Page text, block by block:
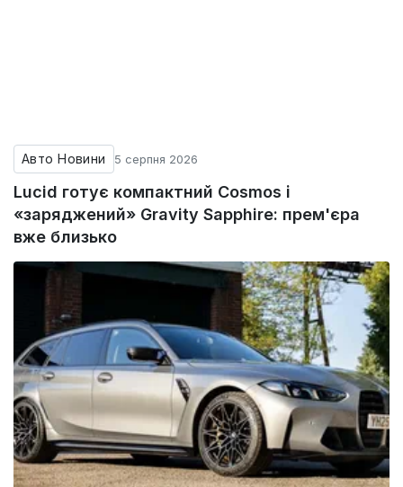
Авто Новини 5 серпня 2026
Lucid готує компактний Cosmos і
«заряджений» Gravity Sapphire: прем'єра
вже близько